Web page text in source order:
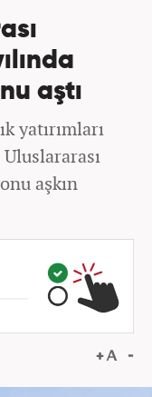
aştı
yatırımları
aşkın